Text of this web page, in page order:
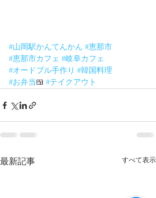
#山岡駅かんてんかん #恵那市
#恵那市カフェ #岐阜カフェ
#オードブル手作り #韓国料理
#お弁当🍱 #テイクアウト
最新記事 すべて表示